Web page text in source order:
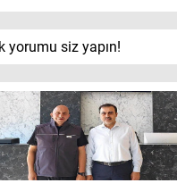
yorumu siz yapın!